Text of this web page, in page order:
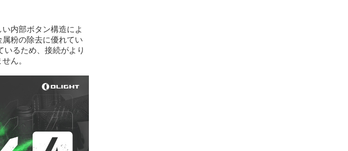
内部ボタン構造によ
粉の除去に優れてい
いるため、接続がより
ん。